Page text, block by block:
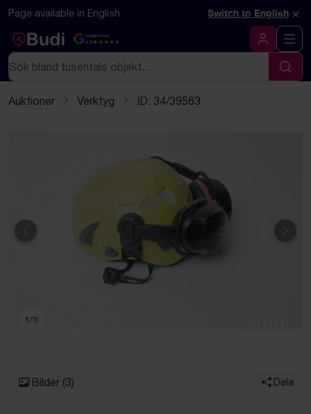
Hoppa till innehåll
Textbaserad (markdown) version av denna sida
Page available in English Switch to English ×
Google Rating
4.5
Logga in
Sök
Sök
Auktioner Verktyg ID: 34/39563
Föregående
1 /3
Bilder (3) Dela